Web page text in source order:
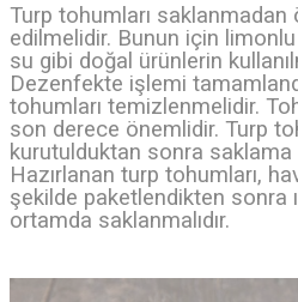
Turp tohumları
edilmelidir. Bunun için
su gibi doğal ürünlerin
Dezenfekte işlemi
tohumları temizlenmelidir.
son derece önemlidir. Turp
kurutulduktan sonra saklama
Hazırlanan turp tohumları,
şekilde paketlendikten sonra
ortamda saklanmalıdır.